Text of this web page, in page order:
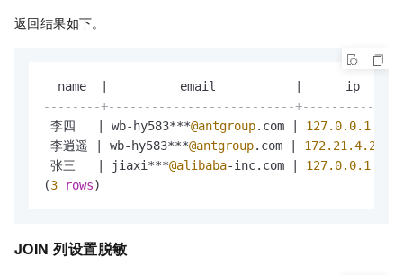
返回结果如下。
  name
          email
      ip
--------+--------------------------
李四
wb- hy583***@antgroup.com 127.0.0.1
李逍遥
wb- hy583***@antgroup.com 172.21 .4.234
张三
jiaxi ***@alibaba-inc.com 127.0.0.1
(3 rows)
JOIN 列设置脱敏